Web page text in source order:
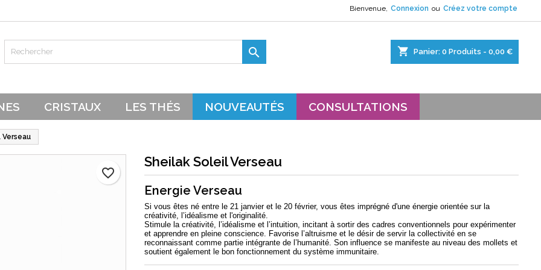
Bienvenue, Connexion ou Créez votre compte
shopping_cart Panier: 0 Produits - 0,00 €

CRISTAUX LES THÉS NOUVEAUTÉS CONSULTATIONS
Sheilak Soleil Verseau
Energie Verseau
Si vous êtes né entre le 21 janvier et le 20 février, vous êtes imprégné d'une énergie orientée sur la
créativité, l’idéalisme et l'originalité.
Stimule la créativité, l’idéalisme et l’intuition, incitant à sortir des cadres conventionnels pour expérimenter
et apprendre en pleine conscience. Favorise l’altruisme et le désir de servir la collectivité en se
reconnaissant comme partie intégrante de l’humanité. Son influence se manifeste au niveau des mollets et
soutient également le bon fonctionnement du système immunitaire.
favorite_border
Créer une nouvelle liste
Créer une liste d'envies
devez être connecté pour ajouter des produits à votre liste d'envies.
Annuler